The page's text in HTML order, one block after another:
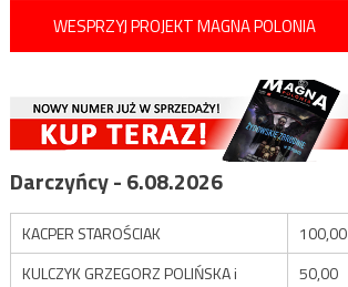
WESPRZYJ PROJEKT MAGNA POLONIA
Darczyńcy - 6.08.2026
KACPER STAROŚCIAK
100,00
KULCZYK GRZEGORZ POLIŃSKA i
50,00